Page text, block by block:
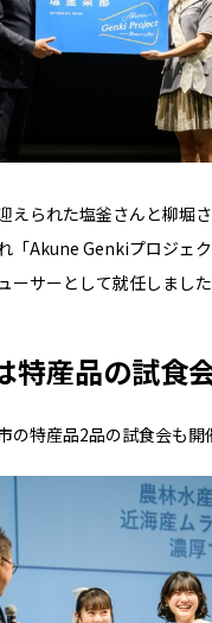
えられた塩釜さんと柳堀
「Akune Genkiプロジェ
ーサーとして就任しました
特産品の試食
の特産品2品の試食会も開